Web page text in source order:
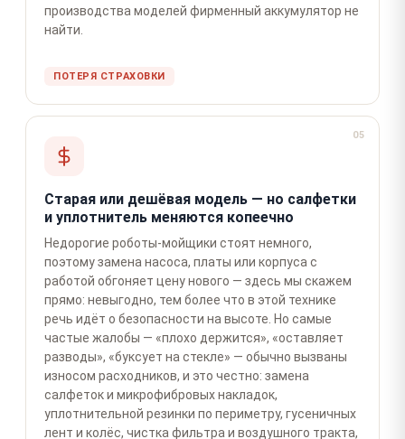
производства моделей фирменный аккумулятор не
найти.
ПОТЕРЯ СТРАХОВКИ
05
Старая или дешёвая модель — но салфетки
и уплотнитель меняются копеечно
Недорогие роботы-мойщики стоят немного,
поэтому замена насоса, платы или корпуса с
работой обгоняет цену нового — здесь мы скажем
прямо: невыгодно, тем более что в этой технике
речь идёт о безопасности на высоте. Но самые
частые жалобы — «плохо держится», «оставляет
разводы», «буксует на стекле» — обычно вызваны
износом расходников, и это честно: замена
салфеток и микрофибровых накладок,
уплотнительной резинки по периметру, гусеничных
лент и колёс, чистка фильтра и воздушного тракта,